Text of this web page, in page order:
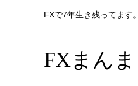
FXで7年生き残ってます
FXまん